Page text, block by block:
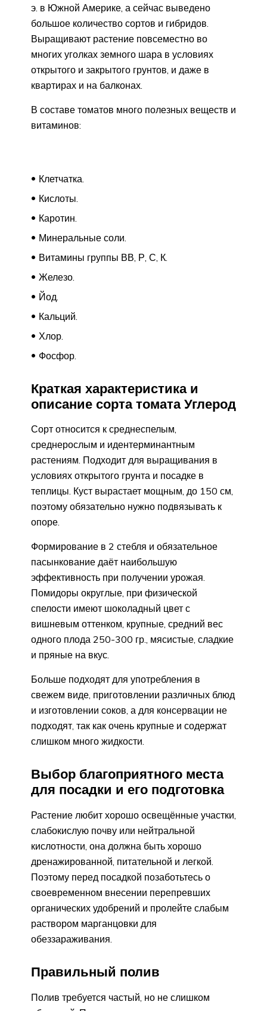
э. в Южной Америке, а сейчас выведено
большое количество сортов и гибридов.
Выращивают растение повсеместно во
многих уголках земного шара в условиях
открытого и закрытого грунтов, и даже в
квартирах и на балконах.
В составе томатов много полезных веществ и
витаминов:
Клетчатка.
Кислоты.
Каротин.
Минеральные соли.
Витамины группы ВВ, Р, С, К.
Железо.
Йод.
Кальций.
Хлор.
Фосфор.
Краткая характеристика и
описание сорта томата Углерод
Сорт относится к среднеспелым,
среднерослым и идентерминантным
растениям. Подходит для выращивания в
условиях открытого грунта и посадке в
теплицы. Куст вырастает мощным, до 150 см,
поэтому обязательно нужно подвязывать к
опоре.
Формирование в 2 стебля и обязательное
пасынкование даёт наибольшую
эффективность при получении урожая.
Помидоры округлые, при физической
спелости имеют шоколадный цвет с
вишневым оттенком, крупные, средний вес
одного плода 250-300 гр., мясистые, сладкие
и пряные на вкус.
Больше подходят для употребления в
свежем виде, приготовлении различных блюд
и изготовлении соков, а для консервации не
подходят, так как очень крупные и содержат
слишком много жидкости.
Выбор благоприятного места
для посадки и его подготовка
Растение любит хорошо освещённые участки,
слабокислую почву или нейтральной
кислотности, она должна быть хорошо
дренажированной, питательной и легкой.
Поэтому перед посадкой позаботьтесь о
своевременном внесении перепревших
органических удобрений и пролейте слабым
раствором марганцовки для
обеззараживания.
Правильный полив
Полив требуется частый, но не слишком